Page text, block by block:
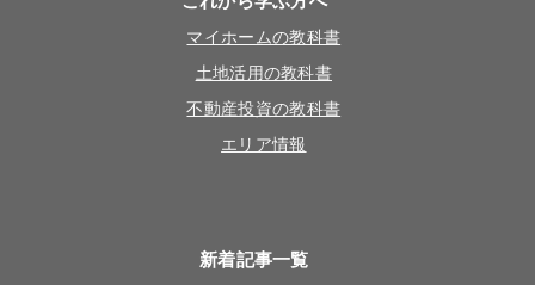
マイホームの教科書
土地活用の教科書
不動産投資の教科書
エリア情報
新着記事一覧